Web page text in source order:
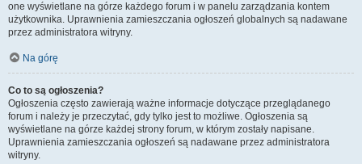
one wyświetlane na górze każdego forum i w panelu zarządzania kontem
użytkownika. Uprawnienia zamieszczania ogłoszeń globalnych są nadawane
przez administratora witryny.
Na górę
Co to są ogłoszenia?
Ogłoszenia często zawierają ważne informacje dotyczące przeglądanego
forum i należy je przeczytać, gdy tylko jest to możliwe. Ogłoszenia są
wyświetlane na górze każdej strony forum, w którym zostały napisane.
Uprawnienia zamieszczania ogłoszeń są nadawane przez administratora
witryny.